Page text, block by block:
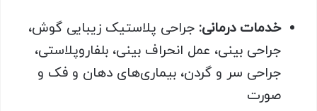
خدمات درمانی: جراحی پلاستیک زیبایی گوش،
جراحی بینی، عمل انحراف بینی، بلفاروپلاستی،
جراحی سر و گردن، بیماری‌های دهان و فک و
صورت